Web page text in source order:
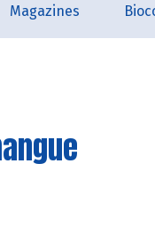
Magazines